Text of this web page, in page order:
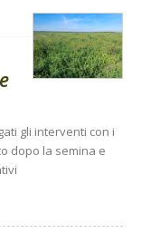
gli interventi con i
dopo la semina e